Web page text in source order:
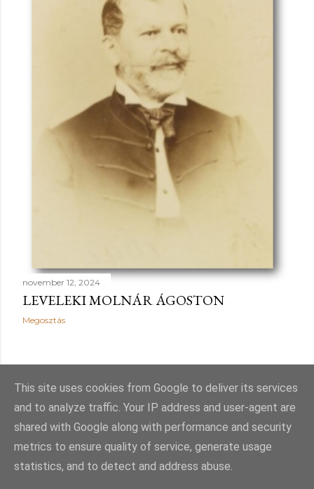
november 12, 2024
LEVELEKI MOLNÁR ÁGOSTON
Megosztás
Üzemeltető: Blogger
Copyright ©Sipos Gergő
This site uses cookies from Google to deliver its services
and to analyze traffic. Your IP address and user-agent are
shared with Google along with performance and security
metrics to ensure quality of service, generate usage
statistics, and to detect and address abuse.